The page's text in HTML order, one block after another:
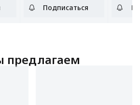
объем 98 л. Идеально
Подписаться объем
предлагаем